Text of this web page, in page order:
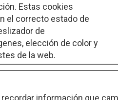
Estas cookies
el correcto estado de
de
elección de color y
de la web.
información que